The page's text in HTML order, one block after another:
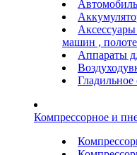
машин ,
Аппараты
Гладильное
Компрессорное и